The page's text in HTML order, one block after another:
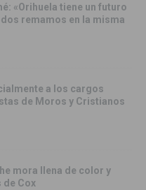
«Orihuela tiene un futuro
remamos en la misma
a los cargos
de Moros y Cristianos
mora llena de color y
Cox